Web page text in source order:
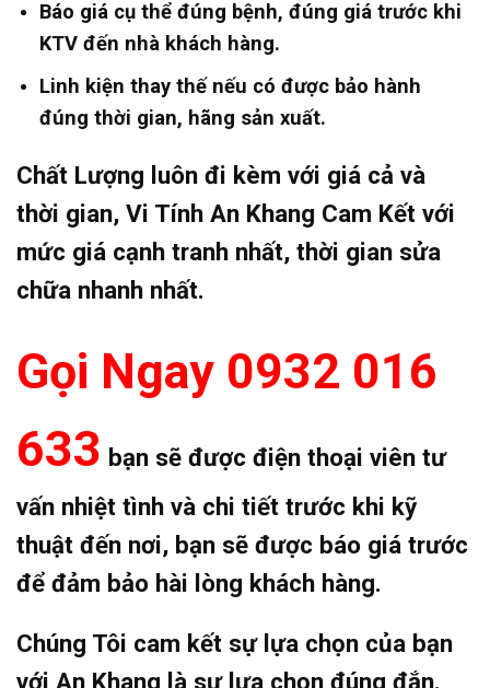
Báo giá cụ thể đúng bệnh, đúng giá trước khi
KTV đến nhà khách hàng.
Linh kiện thay thế nếu có được bảo hành
đúng thời gian, hãng sản xuất.
Chất Lượng luôn đi kèm với giá cả và
thời gian, Vi Tính An Khang Cam Kết với
mức giá cạnh tranh nhất, thời gian sửa
chữa nhanh nhất.
Gọi Ngay 0932 016
633 bạn sẽ được điện thoại viên tư
vấn nhiệt tình và chi tiết trước khi kỹ
thuật đến nơi, bạn sẽ được báo giá trước
để đảm bảo hài lòng khách hàng.
Chúng Tôi cam kết sự lựa chọn của bạn
với An Khang là sự lựa chọn đúng đắn.